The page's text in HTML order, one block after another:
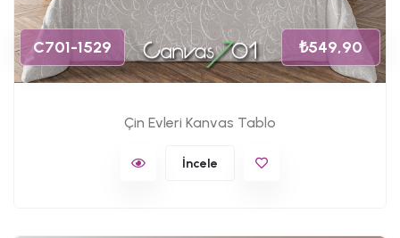
C701-1529 ₺549,90
Çin Evleri Kanvas Tablo
İncele